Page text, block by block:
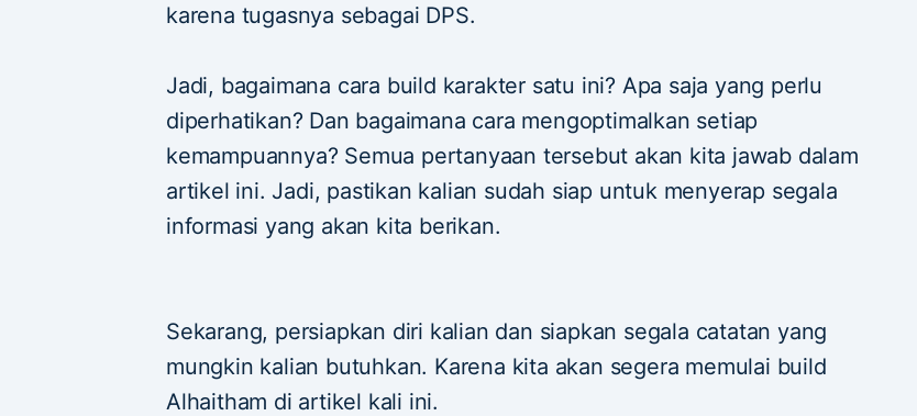
karena tugasnya sebagai DPS.
Jadi, bagaimana cara build karakter satu ini? Apa saja yang perlu
diperhatikan? Dan bagaimana cara mengoptimalkan setiap
kemampuannya? Semua pertanyaan tersebut akan kita jawab dalam
artikel ini. Jadi, pastikan kalian sudah siap untuk menyerap segala
informasi yang akan kita berikan.
Sekarang, persiapkan diri kalian dan siapkan segala catatan yang
mungkin kalian butuhkan. Karena kita akan segera memulai build
Alhaitham di artikel kali ini.